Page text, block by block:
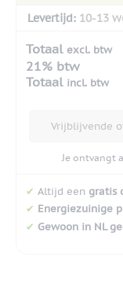
Levertijd: 10-13
Totaal excl. btw
21% btw
Totaal incl. btw
Vrijblijvende
Je ontvangt
✔ Altijd een gratis
✔ Energiezuinige
✔ Gewoon in NL